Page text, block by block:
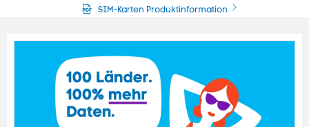
SIM-Karten Produktinformation